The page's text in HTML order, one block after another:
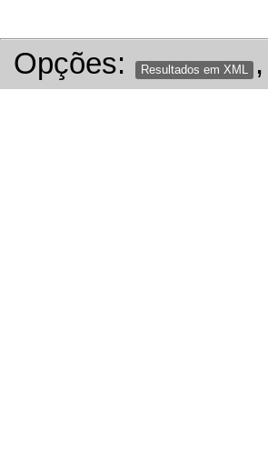
Opções: Resultados em XML ,